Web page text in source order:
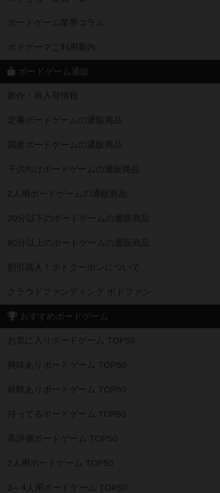
ボードゲーム業界コラム
ボドゲーマご利用案内
ボードゲーム通販
新作・再入荷情報
定番ボードゲームの通販商品
国産ボードゲームの通販商品
子供向けボードゲームの通販商品
2人用ボードゲームの通販商品
20分以下のボードゲームの通販商品
60分以上のボードゲームの通販商品
割引購入！ボドクーポンについて
クラウドファンディング ボドファン
おすすめボードゲーム
お気に入りボードゲーム TOP50
興味ありボードゲーム TOP50
経験ありボードゲーム TOP50
持ってるボードゲーム TOP50
高評価ボードゲーム TOP50
2人用ボードゲーム TOP50
3～4人用ボードゲーム TOP50